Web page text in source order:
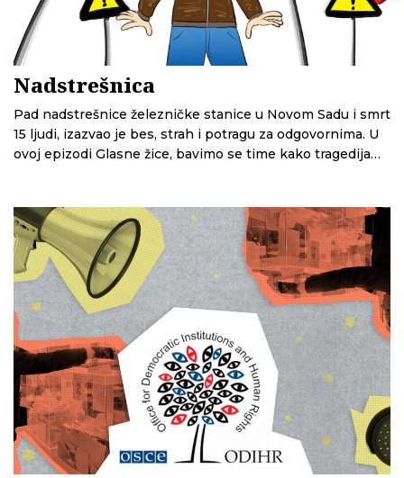
Nadstrešnica
Pad nadstrešnice železničke stanice u Novom Sadu i smrt
15 ljudi, izazvao je bes, strah i potragu za odgovornima. U
ovoj epizodi Glasne žice, bavimo se time kako tragedija